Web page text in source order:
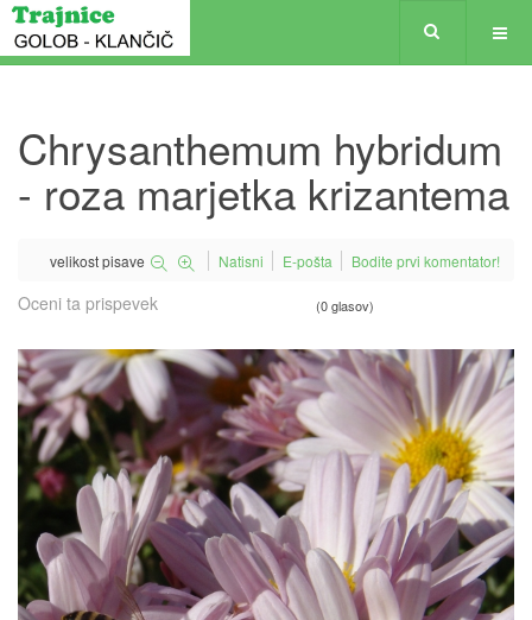
Chrysanthemum hybridum
- roza marjetka krizantema
velikost pisave Natisni E-pošta Bodite prvi komentator!
Oceni ta prispevek (0 glasov)